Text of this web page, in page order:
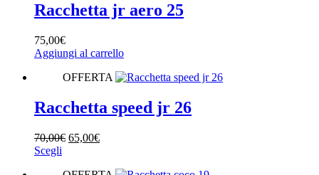
del
Racchetta jr aero 25
75,00€
Aggiungi al carrello
OFFERTA
Racchetta speed jr 26
70,00€ Il
65,00€Il
Scegli